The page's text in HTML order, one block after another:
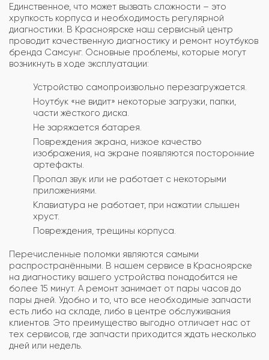
Единственное, что может вызвать сложности – это
хрупкость корпуса и необходимость регулярной
диагностики. В Красноярске наш сервисный центр
проводит качественную диагностику и ремонт ноутбуков
бренда Самсунг. Основные проблемы, которые могут
возникнуть в ходе эксплуатации:
Устройство самопроизвольно перезагружается.
Ноутбук «не видит» некоторые загрузки, папки,
части жёсткого диска.
Не заряжается батарея.
Повреждения экрана, низкое качество
изображения, на экране появляются посторонние
артефакты.
Пропал звук или не работает с некоторыми
приложениями.
Клавиатура не работает, при нажатии слышен
хруст.
Повреждения, трещины корпуса.
Перечисленные поломки являются самыми
распространёнными. В нашем сервисе в Красноярске
на диагностику вашего устройства понадобится не
более 15 минут. А ремонт занимает от пары часов до
пары дней. Удобно и то, что все необходимые запчасти
есть либо на складе, либо в центре обслуживания
клиентов. Это преимущество выгодно отличает нас от
тех сервисов, где запчасти приходится ждать несколько
дней или недель.